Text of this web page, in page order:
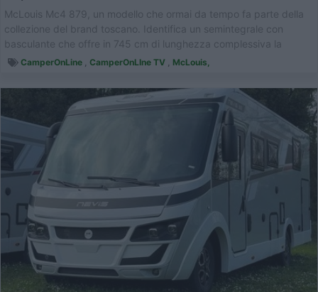
McLouis Mc4 879, un modello che ormai da tempo fa parte della
collezione del brand toscano. Identifica un semintegrale con
basculante che offre in 745 cm di lunghezza complessiva la
soluzione del lett...
CamperOnLine CamperOnLIne TV McLouis,